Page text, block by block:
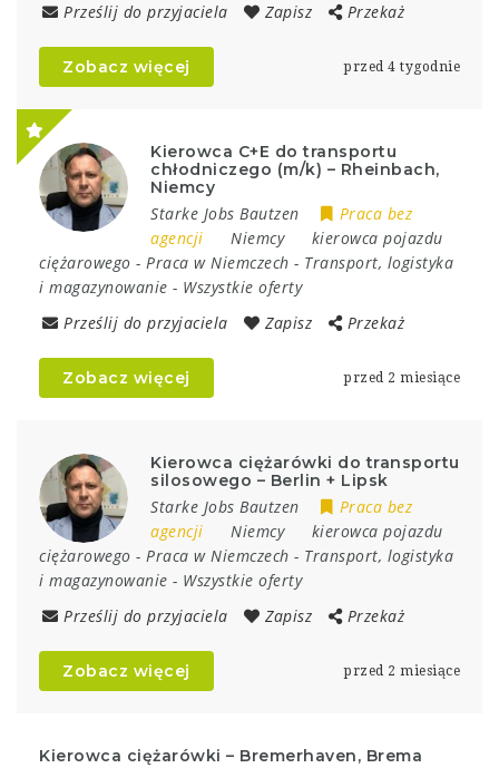
Prześlij do przyjaciela
Zapisz Przekaż
Zobacz więcej przed 4 tygodnie
Kierowca C+E do transportu
chłodniczego (m/k) – Rheinbach,
Niemcy
Starke Jobs Bautzen
Praca bez
agencji
Niemcy
kierowca pojazdu
ciężarowego - Praca w Niemczech - Transport, logistyka
i magazynowanie - Wszystkie oferty
Prześlij do przyjaciela
Zapisz Przekaż
Zobacz więcej przed 2 miesiące
Kierowca ciężarówki do transportu
silosowego – Berlin + Lipsk
Starke Jobs Bautzen
Praca bez
agencji
Niemcy
kierowca pojazdu
ciężarowego - Praca w Niemczech - Transport, logistyka
i magazynowanie - Wszystkie oferty
Prześlij do przyjaciela
Zapisz Przekaż
Zobacz więcej przed 2 miesiące
Kierowca ciężarówki – Bremerhaven, Brema